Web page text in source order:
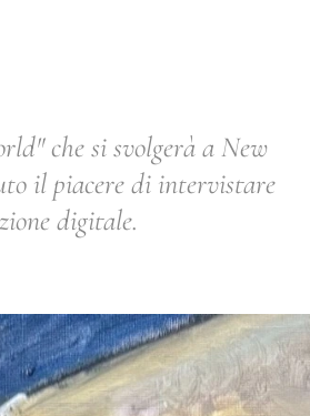
che si svolgerà a New
il piacere di intervistare
digitale.